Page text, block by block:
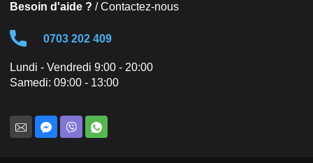
Besoin d'aide ? / Contactez-nous
0703 202 409
Lundi - Vendredi 9:00 - 20:00
Samedi: 09:00 - 13:00